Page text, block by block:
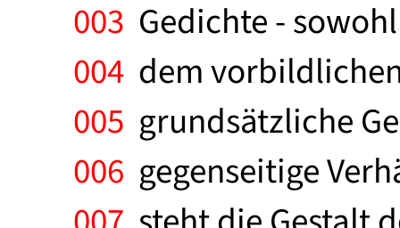
003 Gedichte -
004 dem
005 grundsätzliche
006 gegenseitige